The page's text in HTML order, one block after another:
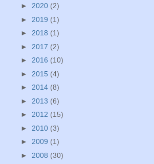
► 2020 (2)
► 2019 (1)
► 2018 (1)
► 2017 (2)
► 2016 (10)
► 2015 (4)
► 2014 (8)
► 2013 (6)
► 2012 (15)
► 2010 (3)
► 2009 (1)
► 2008 (30)